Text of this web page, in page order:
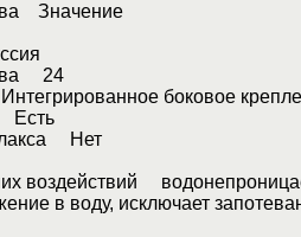
Значение
24
боковое
Есть
Нет
воздействий
в воду, исключает